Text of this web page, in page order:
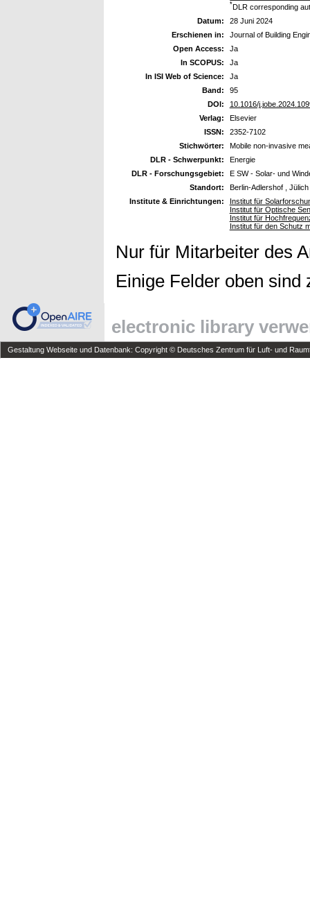
*DLR corresponding
Datum:
28 Juni 2024
Erschienen in:
Journal of Building
Open Access:
Ja
In SCOPUS:
Ja
In ISI Web of Science:
Ja
Band:
95
DOI:
10.1016/
Verlag:
Elsevier
ISSN:
2352-7102
Stichwörter:
Mobile non-invasive
DLR - Schwerpunkt:
Energie
DLR - Forschungsgebiet:
E SW - Solar- und
Standort:
Berlin-Adlershof ,
Institute & Einrichtungen:
Institut für
Institut für Optische
Institut für
Institut für den Schutz
Nur für Mitarbeiter des
Einige Felder oben
electronic library
Gestaltung Webseite und Datenbank: Copyright © Deutsches Zentrum für Luft- und